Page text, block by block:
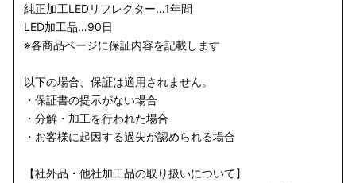
純正加工LEDリフレクター…1年間
LED加工品…90日
※各商品ページに保証内容を記載します
以下の場合、保証は適用されません。
・保証書の提示がない場合
・分解・加工を行われた場合
・お客様に起因する過失が認められる場合
【社外品・他社加工品の取り扱いについて】